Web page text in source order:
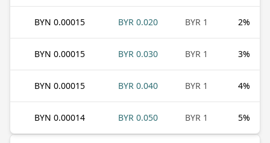
2%
1 BYR
0.020 BYR
0.00015 BYN
3%
1 BYR
0.030 BYR
0.00015 BYN
4%
1 BYR
0.040 BYR
0.00015 BYN
5%
1 BYR
0.050 BYR
0.00014 BYN